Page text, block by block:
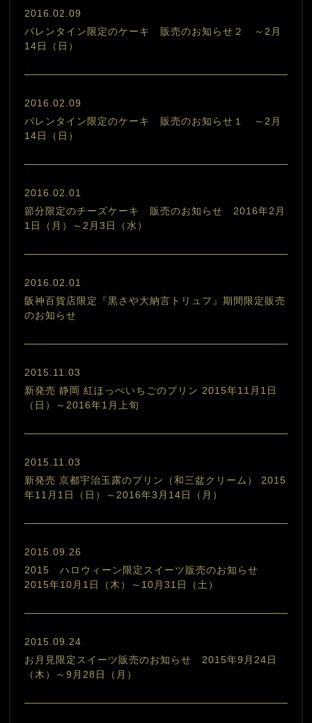
2016.02.09
バレンタイン限定のケーキ 販売のお知らせ２ ～2月
14日（日）
2016.02.09
バレンタイン限定のケーキ 販売のお知らせ１ ～2月
14日（日）
2016.02.01
節分限定のチーズケーキ 販売のお知らせ 2016年2月
1日（月）～2月3日（水）
2016.02.01
阪神百貨店限定『黒さや大納言トリュフ』期間限定販売
のお知らせ
2015.11.03
新発売 静岡 紅ほっぺいちごのプリン 2015年11月1日
（日）～2016年1月上旬
2015.11.03
新発売 京都宇治玉露のプリン（和三盆クリーム） 2015
年11月1日（日）～2016年3月14日（月）
2015.09.26
2015 ハロウィーン限定スイーツ販売のお知らせ
2015年10月1日（木）～10月31日（土）
2015.09.24
お月見限定スイーツ販売のお知らせ 2015年9月24日
（木）～9月28日（月）